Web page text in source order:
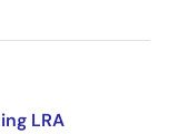
LRA